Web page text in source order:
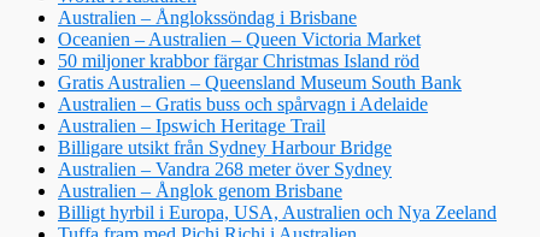
Australien – Ånglokssöndag i Brisbane
Oceanien – Australien – Queen Victoria Market
50 miljoner krabbor färgar Christmas Island röd
Gratis Australien – Queensland Museum South Bank
Australien – Gratis buss och spårvagn i Adelaide
Australien – Ipswich Heritage Trail
Billigare utsikt från Sydney Harbour Bridge
Australien – Vandra 268 meter över Sydney
Australien – Ånglok genom Brisbane
Billigt hyrbil i Europa, USA, Australien och Nya Zeeland